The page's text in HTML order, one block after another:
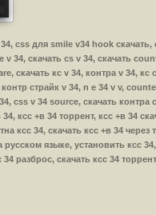
css для smile v34 hook
v 34, скачать cs v 34, скачать
скачать кс v 34, контра v 34,
страйк v 34, n e 34 v v,
css v 34 source, скачать
ксс +в 34 торрент, ксс +в 34
ксс 34, скачать ксс +в 34
языке, установить ксс
разброс, скачать ксс 34